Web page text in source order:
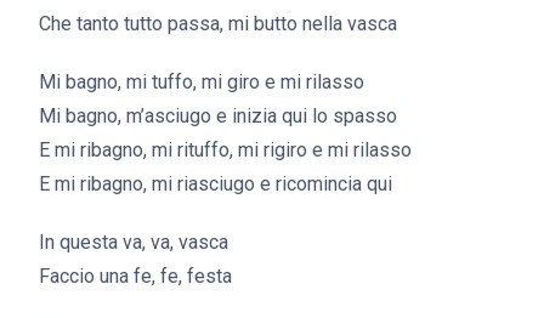
Che tanto tutto passa, mi butto nella vasca
Mi bagno, mi tuffo, mi giro e mi rilasso
Mi bagno, m’asciugo e inizia qui lo spasso
E mi ribagno, mi rituffo, mi rigiro e mi rilasso
E mi ribagno, mi riasciugo e ricomincia qui
In questa va, va, vasca
Faccio una fe, fe, festa